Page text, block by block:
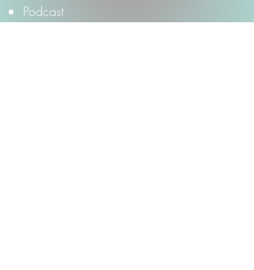
Podcast